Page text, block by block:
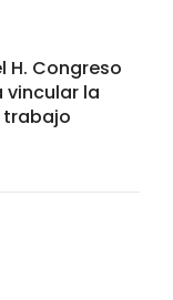
H. Congreso
vincular la
trabajo